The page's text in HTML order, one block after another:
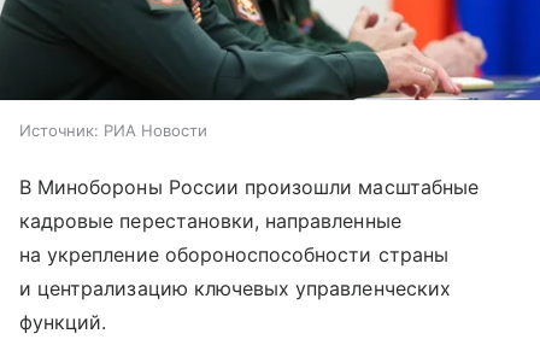
Источник: РИА Новости
В Минобороны России произошли масштабные
кадровые перестановки, направленные
на укрепление обороноспособности страны
и централизацию ключевых управленческих
функций.